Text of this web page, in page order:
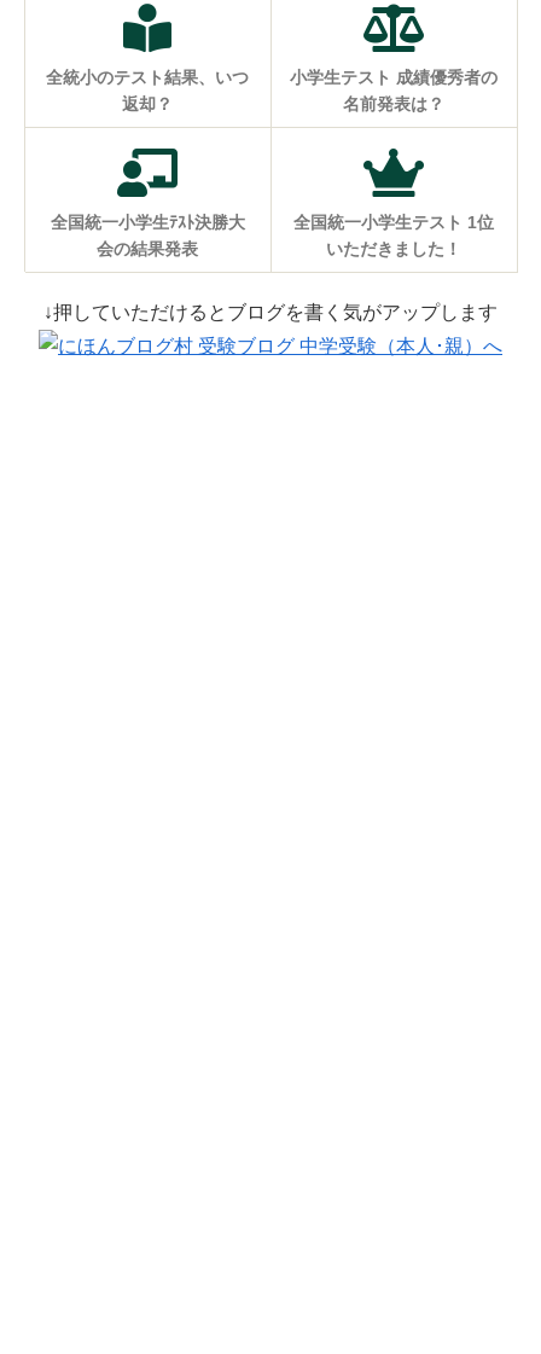
全統小のテスト結果、いつ
返却？
小学生テスト 成績優秀者の
名前発表は？
全国統一小学生ﾃｽﾄ決勝大
会の結果発表
全国統一小学生テスト 1位
いただきました！
↓押していただけるとブログを書く気がアップします